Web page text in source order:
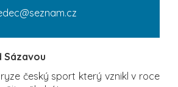
Sázavou
český sport který vznikl v roce